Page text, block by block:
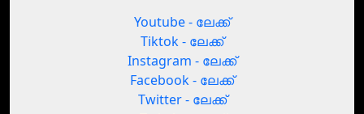
Youtube - ലേക്ക്
Tiktok - ലേക്ക്
Instagram - ലേക്ക്
Facebook - ലേക്ക്
Twitter - ലേക്ക്